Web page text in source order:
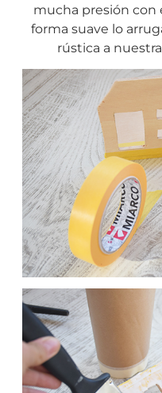
mucha presión con
forma suave lo
rústica a